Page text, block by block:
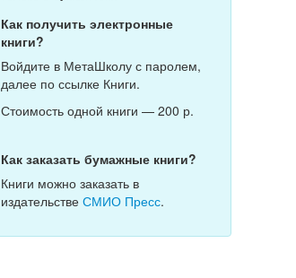
Как получить электронные
книги?
Войдите в МетаШколу с паролем,
далее по ссылке Книги.
Стоимость одной книги — 200 р.
Как заказать бумажные книги?
Книги можно заказать в
издательствеСМИО Пресс.